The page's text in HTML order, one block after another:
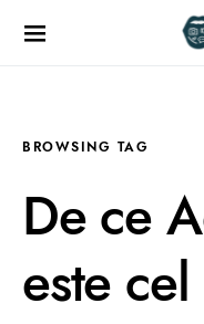
BROWSING TAG
De ce
este